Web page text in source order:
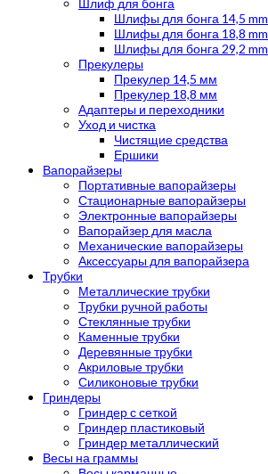
Шлиф для бонга
Шлифы для бонга 14,5 mm
Шлифы для бонга 18,8 mm
Шлифы для бонга 29,2 mm
Прекулеры
Прекулер 14,5 мм
Прекулер 18,8 мм
Адаптеры и переходники
Уход и чистка
Чистящие средства
Ершики
Вапорайзеры
Портативные вапорайзеры
Стационарные вапорайзеры
Электронные вапорайзеры
Вапорайзер для масла
Механические вапорайзеры
Аксессуары для вапорайзера
Трубки
Металлические трубки
Трубки ручной работы
Стеклянные трубки
Каменные трубки
Деревянные трубки
Акриловые трубки
Силиконовые трубки
Гриндеры
Гриндер с сеткой
Гриндер пластиковый
Гриндер металлический
Весы на граммы